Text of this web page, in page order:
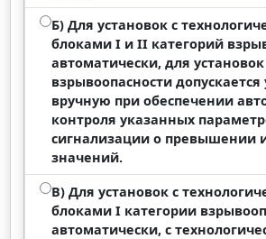
Б) Для установок с
блоками I и II категорий
автоматически, для
взрывоопасности
вручную при обеспечении
контроля указанных
сигнализации о превышении
значений.
В) Для установок с
блоками I категории
автоматически, с